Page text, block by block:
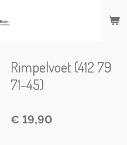
Rimpelvoet (412 79
71-45)
€ 19,90